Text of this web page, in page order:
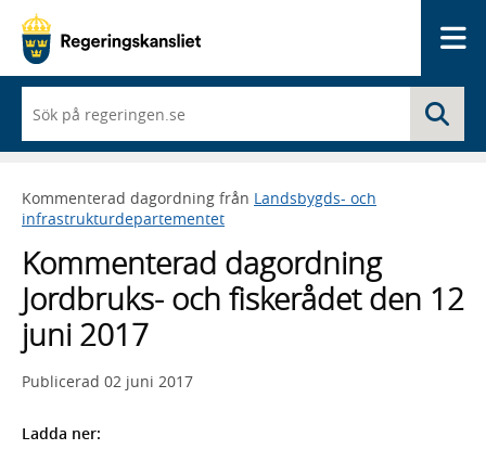
du
börjar
skriva
framträder
en
med
sökförslag
Kommenterad dagordning från Landsbygds- och
infrastrukturdepartementet
Kommenterad dagordning
Jordbruks- och fiskerådet den 12
juni 2017
Publicerad 02 juni 2017
Ladda ner: